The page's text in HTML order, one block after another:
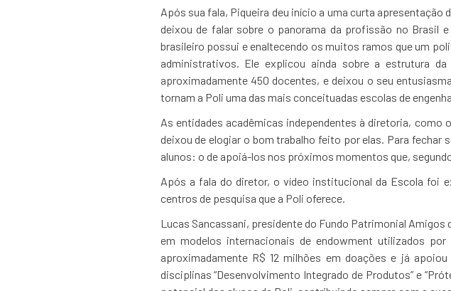
Após sua fala, Piqueira deu início a uma curta apresentação
deixou de falar sobre o panorama da profissão no Brasil
brasileiro possui e enaltecendo os muitos ramos que um
administrativos. Ele explicou ainda sobre a estrutura
aproximadamente 450 docentes, e deixou o seu
tornam a Poli uma das mais conceituadas escolas de
As entidades acadêmicas independentes à diretoria,
deixou de elogiar o bom trabalho feito por elas. Para
alunos: o de apoiá-los nos próximos momentos que,
Após a fala do diretor, o vídeo institucional da Escola foi
centros de pesquisa que a Poli oferece.
Lucas Sancassani, presidente do Fundo Patrimonial
em modelos internacionais de endowment utilizados
aproximadamente R$ 12 milhões em doações e já
disciplinas “Desenvolvimento Integrado de Produtos” e